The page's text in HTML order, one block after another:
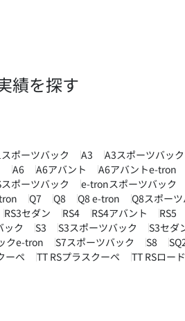
績を探す
ポーツバック A3 A3スポーツバック
A6 A6アバント A6アバントe-tron
ポーツバック e-tronスポーツバック
Q7 Q8 Q8 e-tron Q8スポー
RS3セダン RS4 RS4アバント RS5
ック S3 S3スポーツバック S3セダ
クe-tron S7スポーツバック S8
ーペ TT RSプラスクーペ TT RSロー